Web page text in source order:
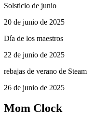
Solsticio de junio
20 de junio de 2025
Día de los maestros
22 de junio de 2025
rebajas de verano de Steam
26 de junio de 2025
Mom Clock